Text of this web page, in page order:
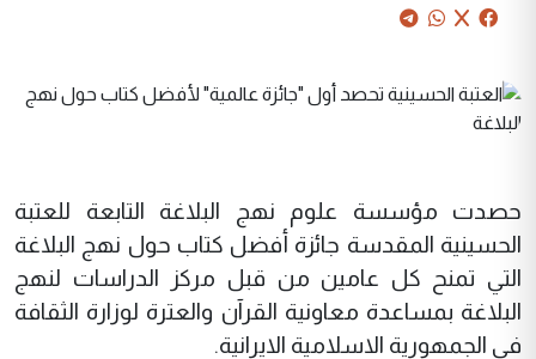
حصدت مؤسسة علوم نهج البلاغة التابعة للعتبة
الحسينية المقدسة جائزة أفضل كتاب حول نهج البلاغة
التي تمنح كل عامين من قبل مركز الدراسات لنهج
البلاغة بمساعدة معاونية القرآن والعترة لوزارة الثقافة
في الجمهورية الاسلامية الايرانية.